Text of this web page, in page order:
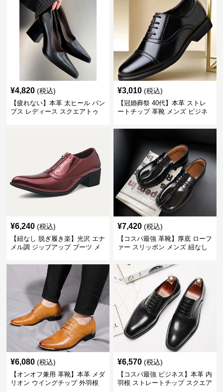
¥4,820 (税込)
【疲れない】本革 太ヒール パン
プス レディース スクエアトゥ
¥3,010 (税込)
【冠婚葬祭 40代】本革 ストレ
ートチップ 革靴 メンズ ビジネ
ル
¥6,240 (税込)
【紐なし 脱ぎ履き楽】光沢 エナ
メル調 ジップアップ ブーツ メ
最強
¥7,420 (税込)
【コスパ最強 革靴】厚底 ローフ
ァー スリッポン メンズ 紐なし
歩きやすい
¥6,080 (税込)
【オンオフ兼用 革靴】本革 メダ
リオン ウイングチップ 外羽根
¥6,570 (税込)
【コスパ最強 ビジネス】本革 内
羽根 ストレートチップ スクエア